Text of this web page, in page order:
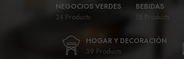
NEGOCIOS VERDES
24 Products
BEBIDAS
15 Products
HOGAR Y DECORACIÓN
39 Products